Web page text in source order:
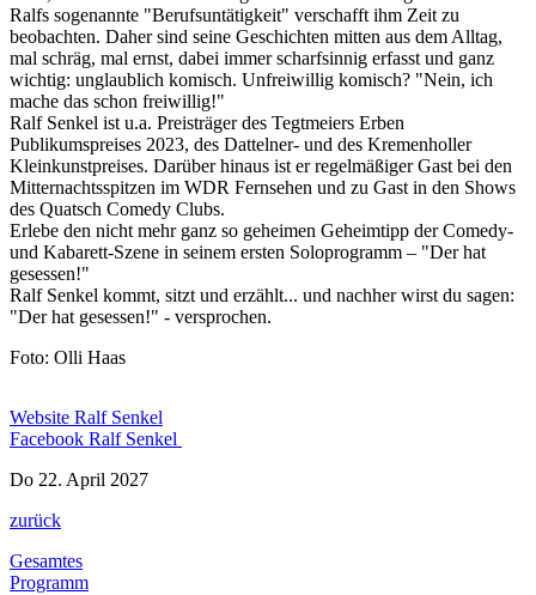
Ralfs sogenannte "Berufsuntätigkeit" verschafft ihm Zeit zu
beobachten. Daher sind seine Geschichten mitten aus dem Alltag,
mal schräg, mal ernst, dabei immer scharfsinnig erfasst und ganz
wichtig: unglaublich komisch. Unfreiwillig komisch? "Nein, ich
mache das schon freiwillig!"
Ralf Senkel ist u.a. Preisträger des Tegtmeiers Erben
Publikumspreises 2023, des Dattelner- und des Kremenholler
Kleinkunstpreises. Darüber hinaus ist er regelmäßiger Gast bei den
Mitternachtsspitzen im WDR Fernsehen und zu Gast in den Shows
des Quatsch Comedy Clubs.
Erlebe den nicht mehr ganz so geheimen Geheimtipp der Comedy-
und Kabarett-Szene in seinem ersten Soloprogramm – "Der hat
gesessen!"
Ralf Senkel kommt, sitzt und erzählt... und nachher wirst du sagen:
"Der hat gesessen!" - versprochen.
Foto: Olli Haas
Website Ralf Senkel
Facebook Ralf Senkel
Do 22. April 2027
zurück
Gesamtes
Programm